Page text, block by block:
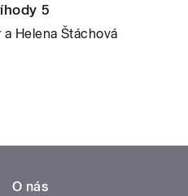
5
Helena Štáchová
O nás